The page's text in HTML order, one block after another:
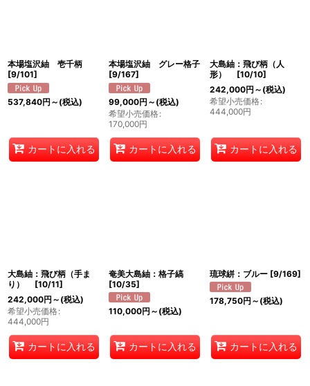
本場塩沢紬 壱千柄
[9/101]
537,840円 ～ (税込)
カートに入れる
本場塩沢紬 グレー格子
[9/167]
99,000円 ～ (税込)
希望小売価格:
170,000円
カートに入れる
大島紬：飛び柄（人
形）
[10/10]
242,000円 ～ (税込)
希望小売価格:
444,000円
カートに入れる
大島紬：飛び柄（手ま
り）
[10/11]
242,000円 ～ (税込)
希望小売価格:
444,000円
カートに入れる
奄美大島紬：格子縞
[10/35]
110,000円 ～ (税込)
カートに入れる
琉球絣：ブルー [9/169]
178,750円 ～ (税込)
カートに入れる